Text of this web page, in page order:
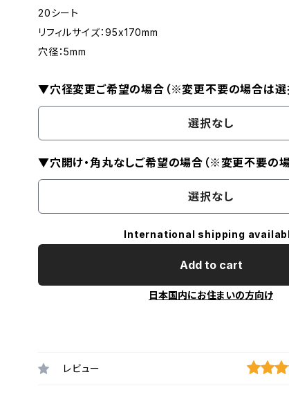
20シート
リフィルサイズ：95x170mm
穴径：5mm
▼穴径変更ご希望の場合（※変更不要の場合は選
選択なし
▼穴開け・角丸なしご希望の場合（※変更不要の場
選択なし
International shipping
Add to cart
日本国内にお住まいの方向け
レビュー